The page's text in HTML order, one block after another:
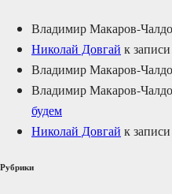
Владимир Макаров-
Николай Довгай к записи
Владимир Макаров-
Владимир Макаров-
будем
Николай Довгай к записи
Рубрики